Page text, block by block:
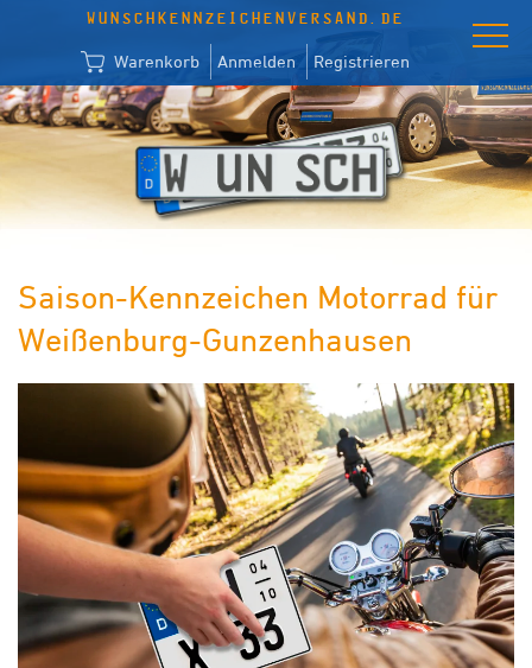
WUNSCHKENNZEICHENVERSAND.DE
Warenkorb Anmelden Registrieren
Saison-Kennzeichen Motorrad für
Weißenburg-Gunzenhausen